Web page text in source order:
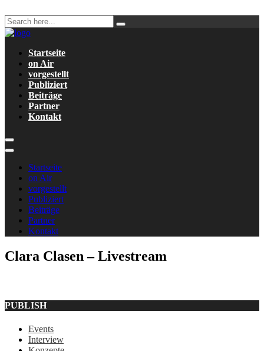
Startseite
on Air
vorgestellt
Publiziert
Beiträge
Partner
Kontakt
Startseite
on Air
vorgestellt
Publiziert
Beiträge
Partner
Kontakt
Clara Clasen – Livestream
PUBLISH
Events
Interview